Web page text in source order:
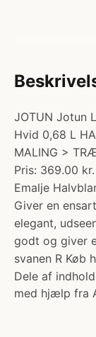
JOTUN Jotun
Hvid 0,68 L
MALING >
Pris: 369.00
Emalje
Giver en
elegant,
godt og giver
svanen R Køb
Dele af
med hjælp fra